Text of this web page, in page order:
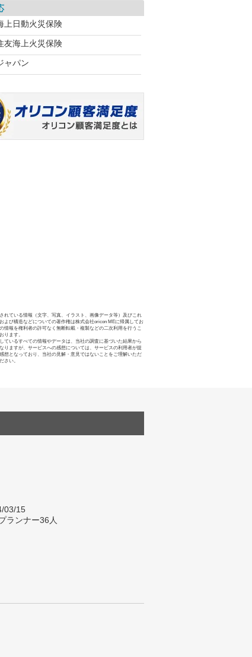
上日動火災保険
友海上火災保険
ャパン
れている情報（文字、写真、イラスト、画像データ等）及びこれ
よび構造などについての著作権は株式会社oricon MEに帰属してお
情報を権利者の許可なく無断転載・複製などの二次利用を行うこ
ります。
ているすべての情報やデータは、当社の調査に基づいた結果から
りますが、サービスへの感想については、サービスの利用者が提
想となっており、当社の見解・意見ではないことをご理解いただ
さい。
03/15
ランナー36人